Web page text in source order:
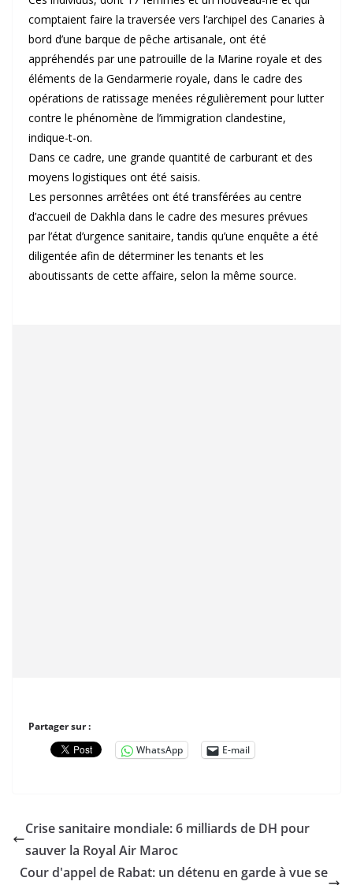
comptaient faire la traversée vers l’archipel des Canaries à
bord d’une barque de pêche artisanale, ont été
appréhendés par une patrouille de la Marine royale et des
éléments de la Gendarmerie royale, dans le cadre des
opérations de ratissage menées régulièrement pour lutter
contre le phénomène de l’immigration clandestine,
indique-t-on.
Dans ce cadre, une grande quantité de carburant et des
moyens logistiques ont été saisis.
Les personnes arrêtées ont été transférées au centre
d’accueil de Dakhla dans le cadre des mesures prévues
par l’état d’urgence sanitaire, tandis qu’une enquête a été
diligentée afin de déterminer les tenants et les
aboutissants de cette affaire, selon la même source.
Partager sur :
WhatsApp
E-mail
Crise sanitaire mondiale: 6 milliards de DH pour
sauver la Royal Air Maroc
Cour d'appel de Rabat: un détenu en garde à vue se